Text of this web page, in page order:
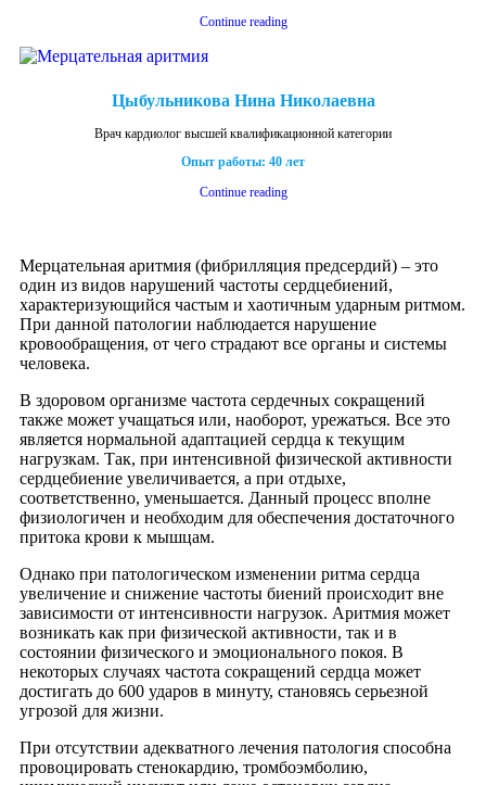
Continue reading
Цыбульникова Нина Николаевна
Врач кардиолог высшей квалификационной категории
Опыт работы: 40 лет
Continue reading
Мерцательная аритмия (фибрилляция предсердий) – это
один из видов нарушений частоты сердцебиений,
характеризующийся частым и хаотичным ударным ритмом.
При данной патологии наблюдается нарушение
кровообращения, от чего страдают все органы и системы
человека.
В здоровом организме частота сердечных сокращений
также может учащаться или, наоборот, урежаться. Все это
является нормальной адаптацией сердца к текущим
нагрузкам. Так, при интенсивной физической активности
сердцебиение увеличивается, а при отдыхе,
соответственно, уменьшается. Данный процесс вполне
физиологичен и необходим для обеспечения достаточного
притока крови к мышцам.
Однако при патологическом изменении ритма сердца
увеличение и снижение частоты биений происходит вне
зависимости от интенсивности нагрузок. Аритмия может
возникать как при физической активности, так и в
состоянии физического и эмоционального покоя. В
некоторых случаях частота сокращений сердца может
достигать до 600 ударов в минуту, становясь серьезной
угрозой для жизни.
При отсутствии адекватного лечения патология способна
провоцировать стенокардию, тромбоэмболию,